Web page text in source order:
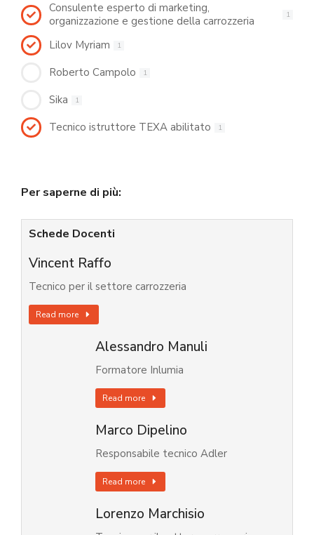
Consulente esperto di marketing,
organizzazione e gestione della carrozzeria
1
Lilov Myriam 1
Roberto Campolo 1
Sika 1
Tecnico istruttore TEXA abilitato 1
Per saperne di più:
Schede Docenti
Vincent Raffo
Tecnico per il settore carrozzeria
Read more
Alessandro Manuli
Formatore Inlumia
Read more
Marco Dipelino
Responsabile tecnico Adler
Read more
Lorenzo Marchisio